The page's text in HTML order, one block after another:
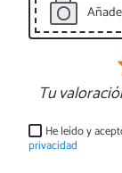
Tu
He leído y
privacidad